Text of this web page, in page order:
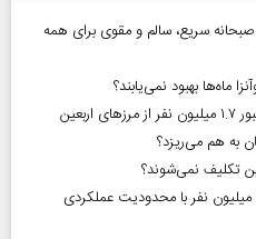
صبحانه چی درست کنم؟ معرفی ۳۰ صبحانه سریع، سالم و مقوی برای همه
ماه‌ها بهبود نمی‌یابند؟
به هم می‌ریزد؟
تکلیف نمی‌شوند؟
آمار معلولیت در ایران | بیش از ۱۰.۵ میلیون نفر با محدودیت عملکردی